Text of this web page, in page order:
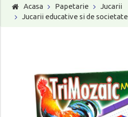
Acasa Papetarie
Jucarii
Jucarii educative si de societate